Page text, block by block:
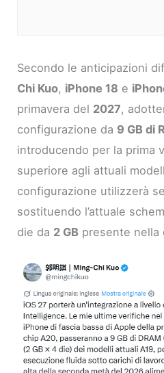
Secondo le anticipazioni
Chi Kuo, iPhone 18 e
primavera del 2027,
configurazione da 9 GB di
introducendo per la prima
superiore agli attuali
configurazione utilizzerà
sostituendo l’attuale
die da 2 GB presente nella